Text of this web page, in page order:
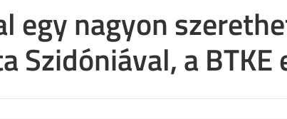
egy nagyon
Szidóniával, a BTKE